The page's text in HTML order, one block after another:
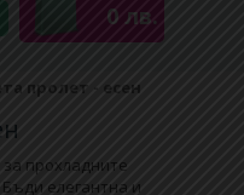
0 лв.
пролет - есен
прохладните
елегантна и